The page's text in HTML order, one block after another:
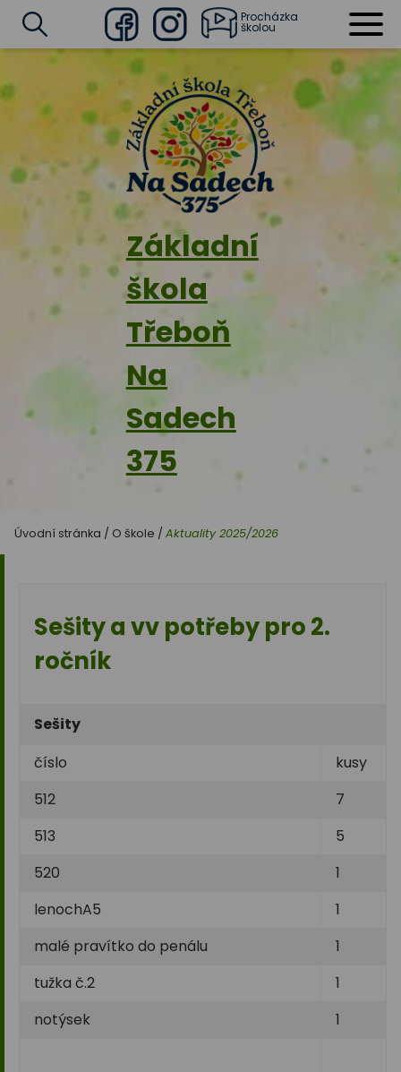
Základní
škola
Třeboň
Na
Sadech
375
FacebookInstagram
Procházka
školou
Úvodní stránka / O škole / Aktuality 2025/2026
Sešity a vv potřeby pro 2.
ročník
Sešity
číslo
kusy
512
7
513
5
520
1
lenochA5
1
malé pravítko do penálu
1
tužka č.2
1
notýsek
1